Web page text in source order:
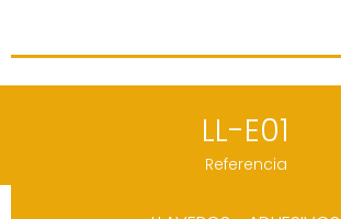
LL-E01
Referencia